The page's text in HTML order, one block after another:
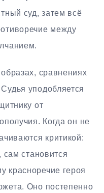
суд, затем всё
между
сравнениях
уподобляется
от
Когда он не
критикой:
сам становится
красноречие героя
Оно постепенно